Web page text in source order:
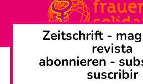
Zeitschrift -
revista
abonnieren -
suscribir